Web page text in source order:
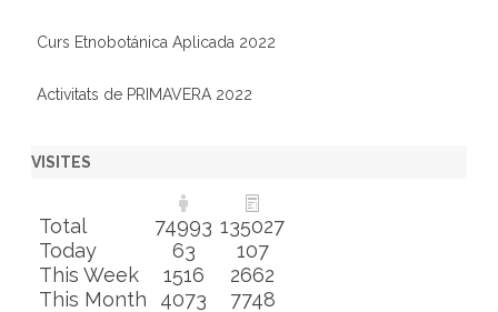
Curs Etnobotánica Aplicada 2022
Activitats de PRIMAVERA 2022
VISITES
Total 74993 135027
Today
63
107
This Week
1516
2662
This Month
4073 7748